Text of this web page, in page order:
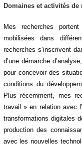
Domaines et activités de
Mes recherches
mobilisées dans
recherches s’inscrivent
d’une démarche
pour concevoir des
conditions du
Plus récemment, mes
travail » en relation avec
transformations digitales
production des
avec les nouvelles